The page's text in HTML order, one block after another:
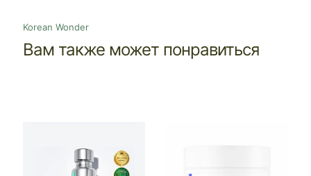
Korean Wonder
Вам также может понравиться